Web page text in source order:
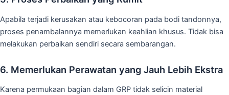
Apabila terjadi kerusakan atau kebocoran pada bodi tandonnya,
proses penambalannya memerlukan keahlian khusus. Tidak bisa
melakukan perbaikan sendiri secara sembarangan.
6. Memerlukan Perawatan yang Jauh Lebih Ekstra
Karena permukaan bagian dalam GRP tidak selicin material